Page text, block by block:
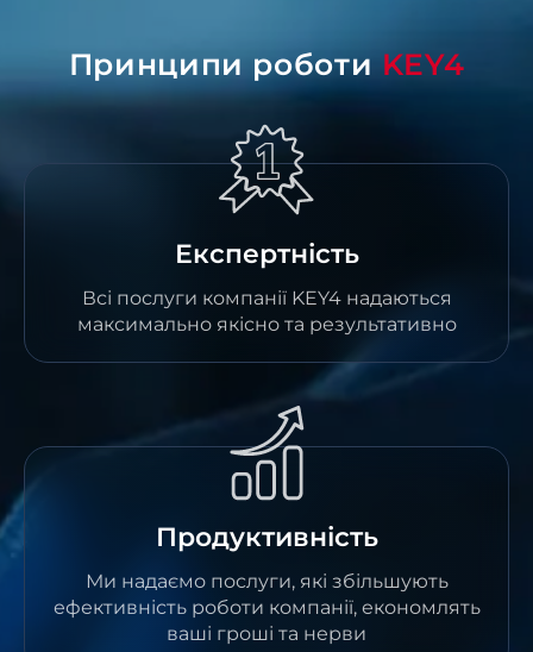
Принципи роботи KEY4
Експертність
Всі послуги компанії KEY4 надаються
максимально якісно та результативно
Продуктивність
Ми надаємо послуги, які збільшують
ефективність роботи компанії, економлять
ваші гроші та нерви